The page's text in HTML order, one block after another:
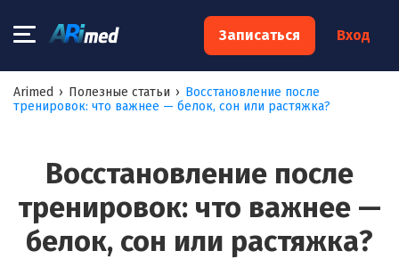
Записаться Вход
Arimed › Полезные статьи › Восстановление после
тренировок: что важнее — белок, сон или растяжка?
Восстановление после
тренировок: что важнее —
белок, сон или растяжка?
×
Запишитесь на консультацию к
специалисту
Ваш телефон:*